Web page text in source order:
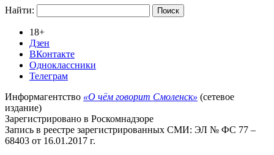
Найти:
18+
Дзен
ВКонтакте
Одноклассники
Телеграм
Информагентство «О чём говорит Смоленск» (сетевое
издание)
Зарегистрировано в Роскомнадзоре
Запись в реестре зарегистрированных СМИ: ЭЛ № ФС 77 –
68403 от 16.01.2017 г.